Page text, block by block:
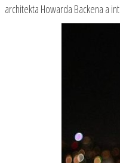
architekta Howarda Backena a